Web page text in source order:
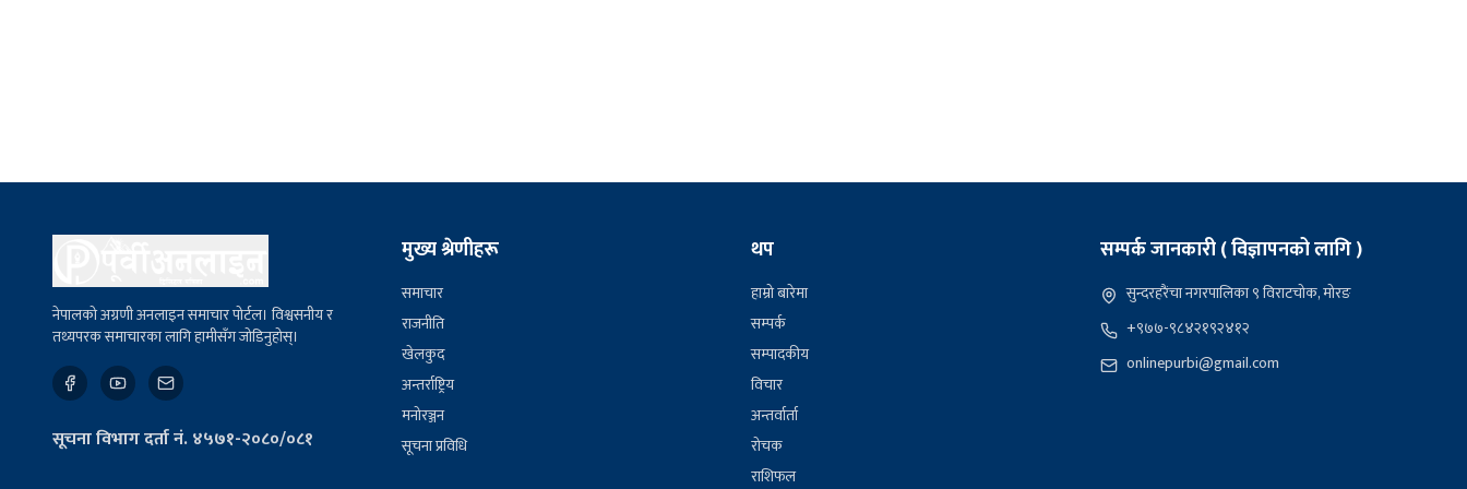
नेपालको अग्रणी अनलाइन समाचार पोर्टल। विश्वसनीय र
तथ्यपरक समाचारका लागि हामीसँग जोडिनुहोस्।
सूचना विभाग दर्ता नं. ४५७१-२०८०/०८१
मुख्य श्रेणीहरू
समाचार
राजनीति
खेलकुद
अन्तर्राष्ट्रिय
मनोरञ्जन
सूचना प्रविधि
थप
हाम्रो बारेमा
सम्पर्क
सम्पादकीय
विचार
अन्तर्वार्ता
रोचक
राशिफल
सम्पर्क जानकारी ( विज्ञापनको लागि )
सुन्दरहरैंचा नगरपालिका ९ विराटचोक, मोरङ
+९७७-९८४२१९२४१२
onlinepurbi@gmail.com